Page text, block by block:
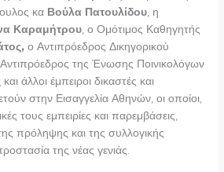
κα Βούλα Πατουλίδου , η
Καραμήτρου , ο Ομότιμος Καθηγητής
ο Αντιπρόεδρος Δικηγορικού
της Ένωσης Ποινικολόγων
και άλλοι έμπειροι δικαστές και
στην Εισαγγελία Αθηνών, οι οποίοι,
τους εμπειρίες και παρεμβάσεις,
πρόληψης και της συλλογικής
της νέας γενιάς.